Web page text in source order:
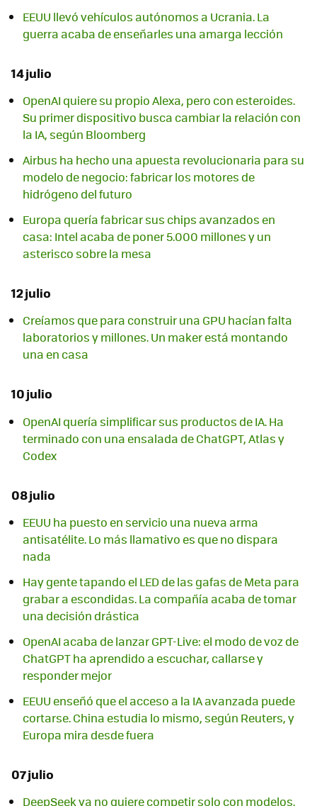
EEUU llevó vehículos autónomos a Ucrania. La
guerra acaba de enseñarles una amarga lección
14 julio
OpenAI quiere su propio Alexa, pero con esteroides.
Su primer dispositivo busca cambiar la relación con
la IA, según Bloomberg
Airbus ha hecho una apuesta revolucionaria para su
modelo de negocio: fabricar los motores de
hidrógeno del futuro
Europa quería fabricar sus chips avanzados en
casa: Intel acaba de poner 5.000 millones y un
asterisco sobre la mesa
12 julio
Creíamos que para construir una GPU hacían falta
laboratorios y millones. Un maker está montando
una en casa
10 julio
OpenAI quería simplificar sus productos de IA. Ha
terminado con una ensalada de ChatGPT, Atlas y
Codex
08 julio
EEUU ha puesto en servicio una nueva arma
antisatélite. Lo más llamativo es que no dispara
nada
Hay gente tapando el LED de las gafas de Meta para
grabar a escondidas. La compañía acaba de tomar
una decisión drástica
OpenAI acaba de lanzar GPT-Live: el modo de voz de
ChatGPT ha aprendido a escuchar, callarse y
responder mejor
EEUU enseñó que el acceso a la IA avanzada puede
cortarse. China estudia lo mismo, según Reuters, y
Europa mira desde fuera
07 julio
DeepSeek ya no quiere competir solo con modelos.